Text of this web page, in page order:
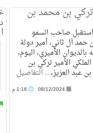
تركي بن محمد بن
استقبل صاحب السمو
حمد آل ثاني، أمير دولة
الأميري، اليوم،
الأمير تركي بن
عبد العزيز، .. التفاصيل
08/12/2024